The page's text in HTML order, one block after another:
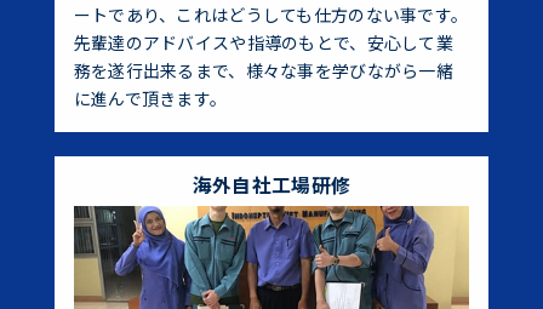
ートであり、これはどうしても仕方のない事です。
先輩達のアドバイスや指導のもとで、安心して業
務を遂行出来るまで、様々な事を学びながら一緒
に進んで頂きます。
海外自社工場研修